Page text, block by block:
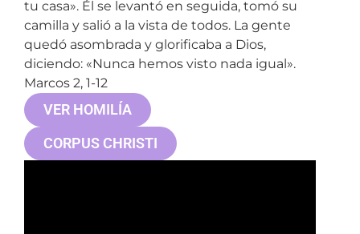
tu casa». Él se levantó en seguida, tomó su
camilla y salió a la vista de todos. La gente
quedó asombrada y glorificaba a Dios,
diciendo: «Nunca hemos visto nada igual».
Marcos 2, 1-12
VER HOMILÍA
CORPUS CHRISTI